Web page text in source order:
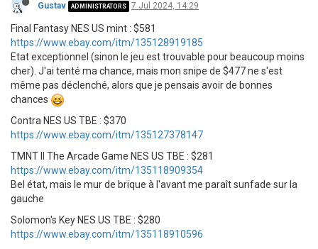
Gustav ADMINISTRATORS 7 Jul 2024, 14:29
Final Fantasy NES US mint : $581
https://www.ebay.com/itm/135128919185
Etat exceptionnel (sinon le jeu est trouvable pour beaucoup moins
cher). J'ai tenté ma chance, mais mon snipe de $477 ne s'est
même pas déclenché, alors que je pensais avoir de bonnes
chances
Contra NES US TBE : $370
https://www.ebay.com/itm/135127378147
TMNT II The Arcade Game NES US TBE : $281
https://www.ebay.com/itm/135118909354
Bel état, mais le mur de brique à l'avant me paraît sunfade sur la
gauche
Solomon's Key NES US TBE : $280
https://www.ebay.com/itm/135118910596